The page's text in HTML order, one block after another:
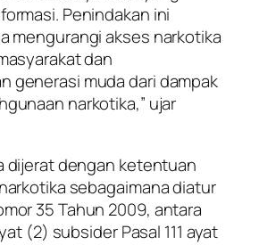
Penindakan ini
mengurangi akses narkotika
dan
generasi muda dari dampak
narkotika,” ujar
dijerat dengan ketentuan
sebagaimana diatur
35 Tahun 2009, antara
(2) subsider Pasal 111 ayat